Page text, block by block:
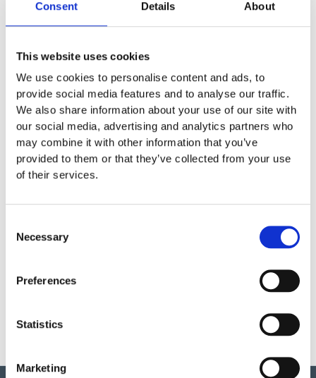
Consent Details About
This website uses cookies
We use cookies to personalise content and ads, to
provide social media features and to analyse our traffic.
We also share information about your use of our site with
our social media, advertising and analytics partners who
may combine it with other information that you’ve
provided to them or that they’ve collected from your use
of their services.
Selection
Necessary
Preferences
Statistics
Marketing
småbarnsgunga 50-151-600 till 50-151-604)
4 500:-
Lägg till i offertförfrågan
Specifikationer
Produktens utseende kan avvika mot de bilder som visas
på hemsidan.